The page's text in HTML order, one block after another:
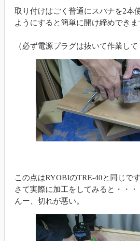
取り付けはごく普通にスパナを2本
ようにすると簡単に開け締めできま
（必ず電源プラグは抜いて作業して
この点はRYOBIのTRE-40と同じです
さて実際に加工をしてみると・・・
んー、切れが悪い。